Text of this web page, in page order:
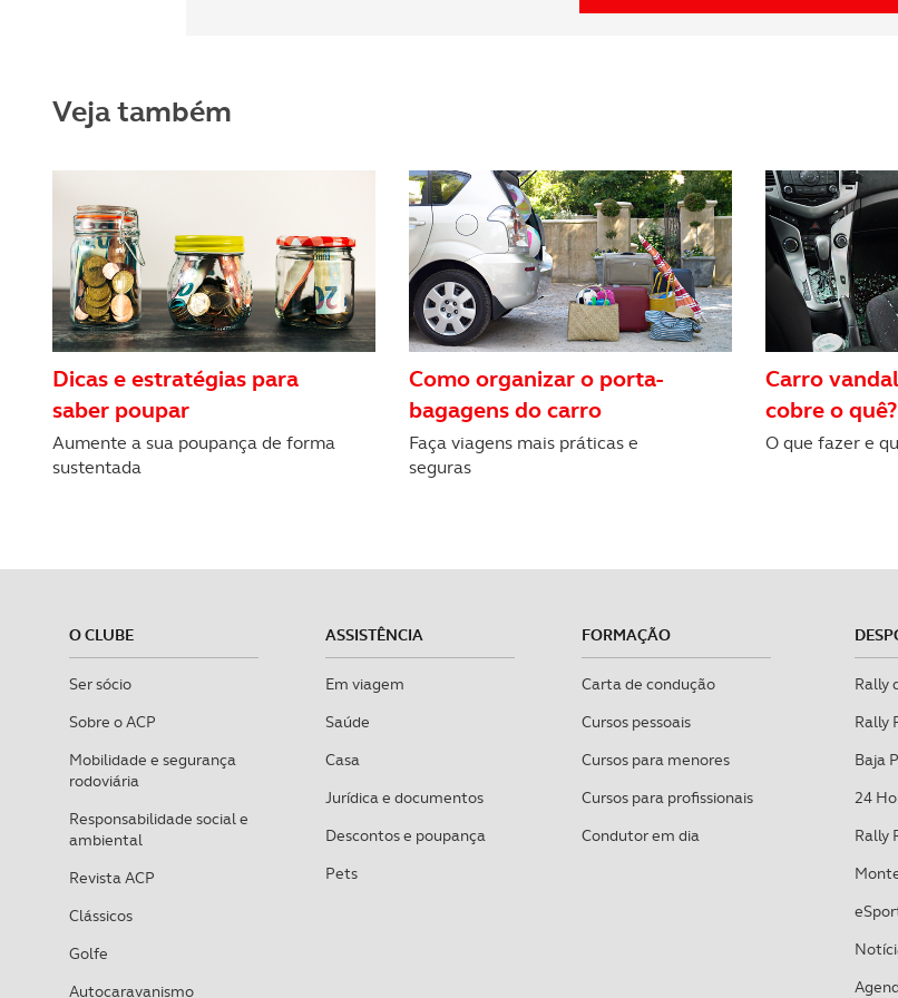
Veja também
Dicas e estratégias para
saber poupar
Aumente a sua poupança de forma
sustentada
Como organizar o porta-
bagagens do carro
Faça viagens mais práticas e
seguras
Carro
cobre o quê?
O que fazer e
O CLUBE
Ser sócio
Sobre o ACP
Mobilidade e segurança
rodoviária
Responsabilidade social e
ambiental
Revista ACP
Clássicos
Golfe
Autocaravanismo
ASSISTÊNCIA
Em viagem
Saúde
Casa
Jurídica e documentos
Descontos e poupança
Pets
FORMAÇÃO
Carta de condução
Cursos pessoais
Cursos para menores
Cursos para profissionais
Condutor em dia
Rally
Rally
Baja
24
Rally